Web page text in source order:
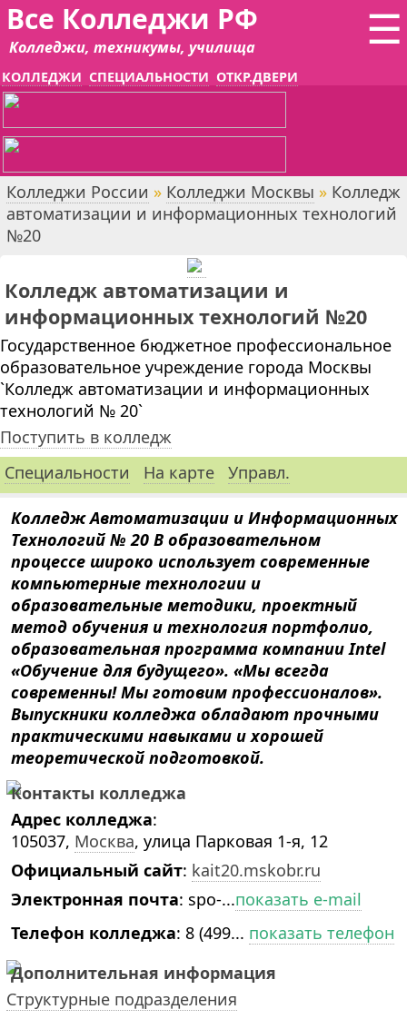
☰
Все Колледжи РФ
Колледжи, техникумы, училища
КОЛЛЕДЖИ СПЕЦИАЛЬНОСТИ ОТКР.ДВЕРИ
Колледжи России » Колледжи Москвы » Колледж
автоматизации и информационных технологий
№20
Колледж автоматизации и
информационных технологий №20
Государственное бюджетное профессиональное
образовательное учреждение города Москвы
`Колледж автоматизации и информационных
технологий № 20`
Поступить в колледж
Специальности
На карте Управл.
Колледж Автоматизации и Информационных
Технологий № 20 В образовательном
процессе широко использует современные
компьютерные технологии и
образовательные методики, проектный
метод обучения и технология портфолио,
образовательная программа компании Intel
«Обучение для будущего». «Мы всегда
современны! Мы готовим профессионалов».
Выпускники колледжа обладают прочными
практическими навыками и хорошей
теоретической подготовкой.
Контакты колледжа
Адрес колледжа:
105037, Москва, улица Парковая 1-я, 12
Официальный сайт: kait20.mskobr.ru
Электронная почта: spo-...показать e-mail
Телефон колледжа: 8 (499... показать телефон
Дополнительная информация
Структурные подразделения